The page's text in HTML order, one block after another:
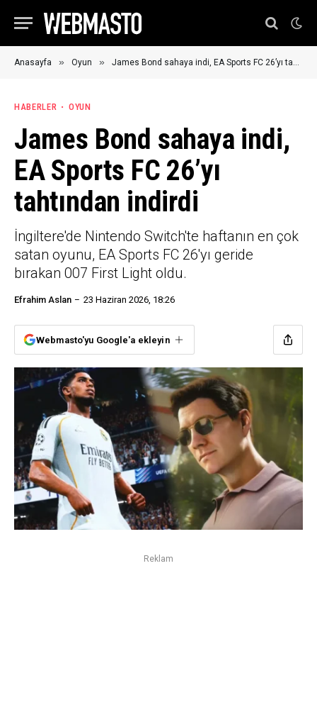
Anasayfa » Oyun » James Bond sahaya indi, EA Sports FC 26’yı tahtından indirdi
HABERLER OYUN
James Bond sahaya indi,
EA Sports FC 26’yı
tahtından indirdi
İngiltere'de Nintendo Switch'te haftanın en çok
satan oyunu, EA Sports FC 26'yı geride
bırakan 007 First Light oldu.
Efrahim Aslan 23 Haziran 2026, 18:26
Webmasto'yu Google'a ekleyin
Reklam